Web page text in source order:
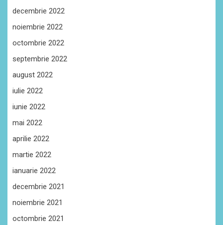
decembrie 2022
noiembrie 2022
octombrie 2022
septembrie 2022
august 2022
iulie 2022
iunie 2022
mai 2022
aprilie 2022
martie 2022
ianuarie 2022
decembrie 2021
noiembrie 2021
octombrie 2021